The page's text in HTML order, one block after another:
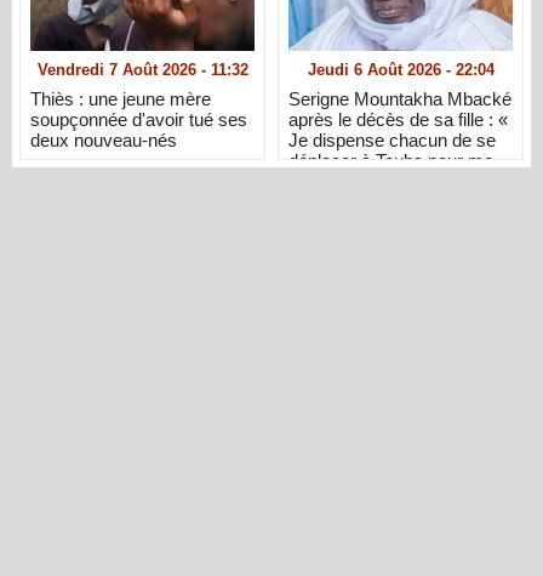
Vendredi 7 Août 2026 - 11:32
Thiès : une jeune mère
soupçonnée d'avoir tué ses
deux nouveau-nés
Jeudi 6 Août 2026 - 22:04
Serigne Mountakha Mbacké
après le décès de sa fille : «
Je dispense chacun de se
déplacer à Touba pour me